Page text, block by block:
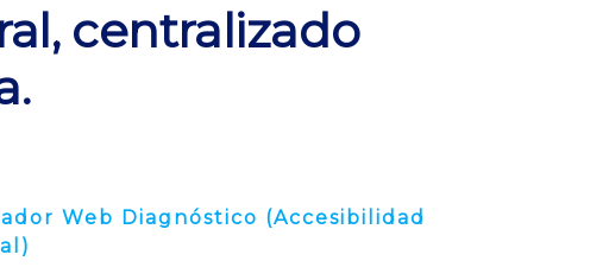
centralizado
Web Diagnóstico (Accesibilidad